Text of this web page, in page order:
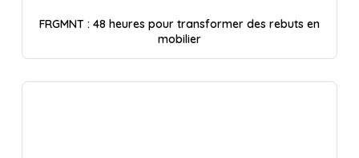
FRGMNT : 48 heures pour transformer des rebuts en
mobilier